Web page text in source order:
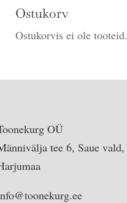
Ostukorv
Ostukorvis ei ole tooteid.
OÜ
tee 6, Saue vald,